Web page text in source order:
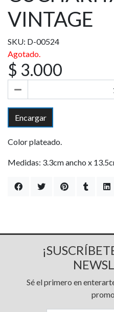
VINTAGE
SKU: D-00524
Agotado.
$ 3.000
Encargar
Color plateado.
Medidas: 3.3cm ancho x
Sé el primero en